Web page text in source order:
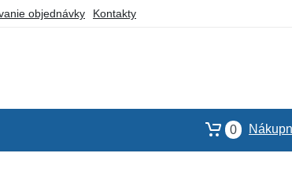
objednávky Kontakty
0